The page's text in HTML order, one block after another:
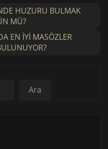
HUZURU BULMAK
MÜ?
EN İYI MASÖZLER
Ara